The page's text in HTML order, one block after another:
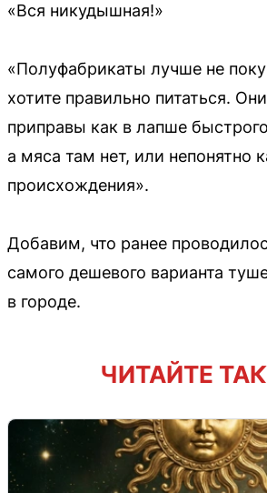
«Вся никудышная!»
«Полуфабрикаты лучше не
хотите правильно питаться.
приправы как в лапше
а мяса там нет, или непонятно
происхождения».
Добавим, что ранее
самого дешевого варианта
в городе.
ЧИТАЙТЕ